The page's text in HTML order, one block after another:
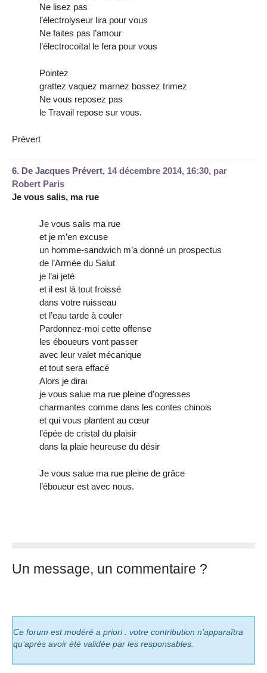
Ne lisez pas
l’électrolyseur lira pour vous
Ne faites pas l’amour
l’électrocoïtal le fera pour vous
Pointez
grattez vaquez marnez bossez trimez
Ne vous reposez pas
le Travail repose sur vous.
Prévert
6. De Jacques Prévert, 14 décembre 2014, 16:30, par
Robert Paris
Je vous salis, ma rue
Je vous salis ma rue
et je m’en excuse
un homme-sandwich m’a donné un prospectus
de l’Armée du Salut
je l’ai jeté
et il est là tout froissé
dans votre ruisseau
et l’eau tarde à couler
Pardonnez-moi cette offense
les éboueurs vont passer
avec leur valet mécanique
et tout sera effacé
Alors je dirai
je vous salue ma rue pleine d’ogresses
charmantes comme dans les contes chinois
et qui vous plantent au cœur
l’épée de cristal du plaisir
dans la plaie heureuse du désir
Je vous salue ma rue pleine de grâce
l’éboueur est avec nous.
Un message, un commentaire ?
Ce forum est modéré a priori : votre contribution n’apparaîtra
qu’après avoir été validée par les responsables.